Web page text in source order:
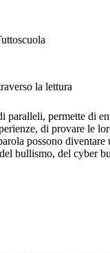
la lettura
permette di
di provare le
possono diventare
bullismo, del cyber